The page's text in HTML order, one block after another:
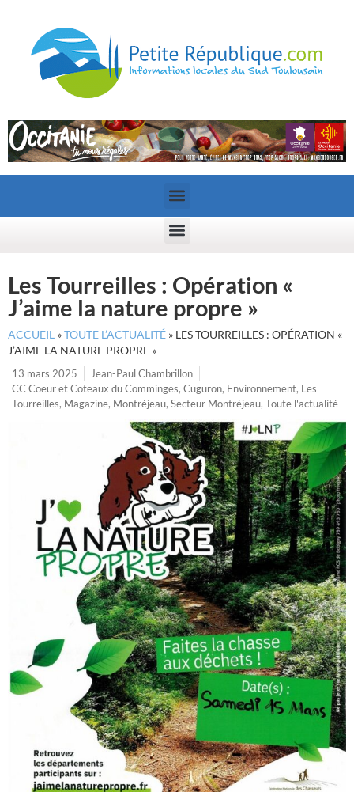
Les Tourreilles : Opération «
J’aime la nature propre »
ACCUEIL »TOUTE L’ACTUALITÉ » LES TOURREILLES : OPÉRATION «
J’AIME LA NATURE PROPRE »
13 mars 2025
Jean-Paul Chambrillon
CC Coeur et Coteaux du Comminges, Cuguron, Environnement, Les
Tourreilles, Magazine, Montréjeau, Secteur Montréjeau, Toute l'actualité